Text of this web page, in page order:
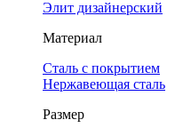
Элит дизайнерский
Материал
Сталь с покрытием
Нержавеющая сталь
Размер